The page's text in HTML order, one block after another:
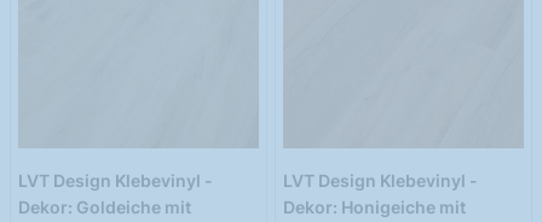
LVT Design Klebevinyl -
Dekor: Goldeiche mit
LVT Design Klebevinyl -
Dekor: Honigeiche mit